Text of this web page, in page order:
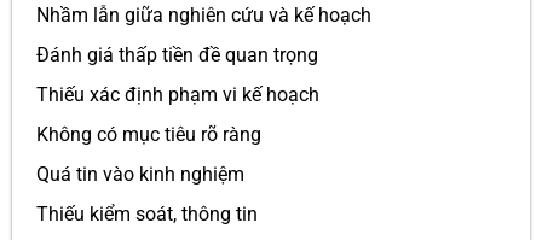
Nhầm lẫn giữa nghiên cứu và kế hoạch
Đánh giá thấp tiền đề quan trọng
Thiếu xác định phạm vi kế hoạch
Không có mục tiêu rõ ràng
Quá tin vào kinh nghiệm
Thiếu kiểm soát, thông tin